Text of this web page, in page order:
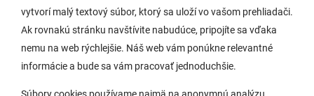
vytvorí malý textový súbor, ktorý sa uloží vo vašom prehliadači.
Ak rovnakú stránku navštívite nabudúce, pripojíte sa vďaka
nemu na web rýchlejšie. Náš web vám ponúkne relevantné
informácie a bude sa vám pracovať jednoduchšie.
Potrebujem vybaviť
Samospráva